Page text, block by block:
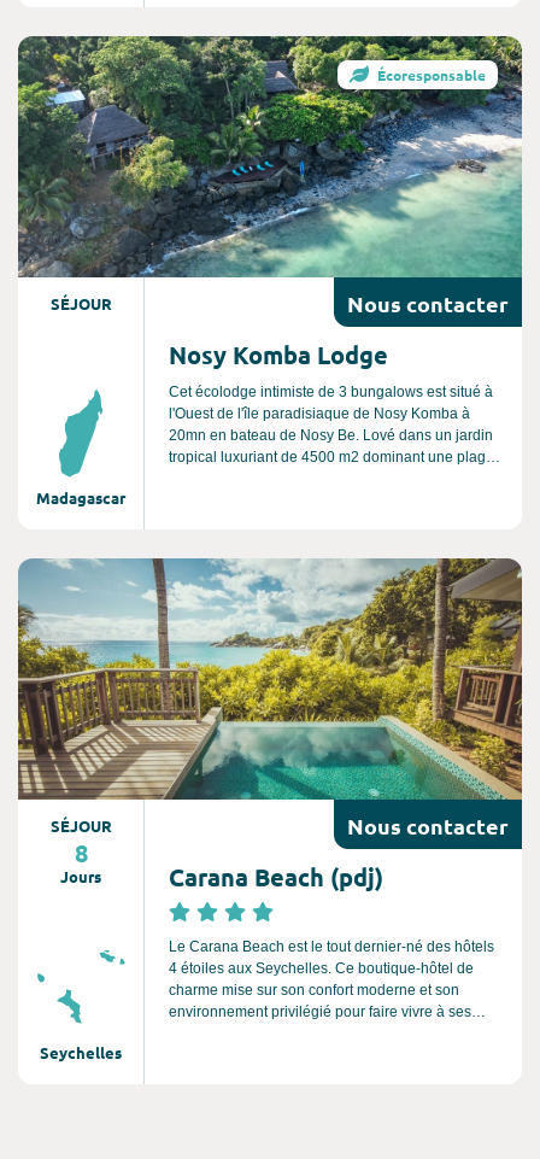
Terres Blanches se trouve au cœur d'une réserve
de lémuriens sur la côte nord-ouest de
Madagascar à 100 km au Nord de Majunga. La
plage immense et préservée s'étend sur des
kilomètres.
Écoresponsable
SÉJOUR
Madagascar
Nous contacter
Nosy Komba Lodge
Cet écolodge intimiste de 3 bungalows est situé à
l'Ouest de l'île paradisiaque de Nosy Komba à
20mn en bateau de Nosy Be. Lové dans un jardin
tropical luxuriant de 4500 m2 dominant une plage
Consultez l'offre de voyage
SÉJOUR
8
Jours
Seychelles
Nous contacter
Carana Beach (pdj)
Le Carana Beach est le tout dernier-né des hôtels
4 étoiles aux Seychelles. Ce boutique-hôtel de
charme mise sur son confort moderne et son
environnement privilégié pour faire vivre à ses
Consultez l'offre de voyage